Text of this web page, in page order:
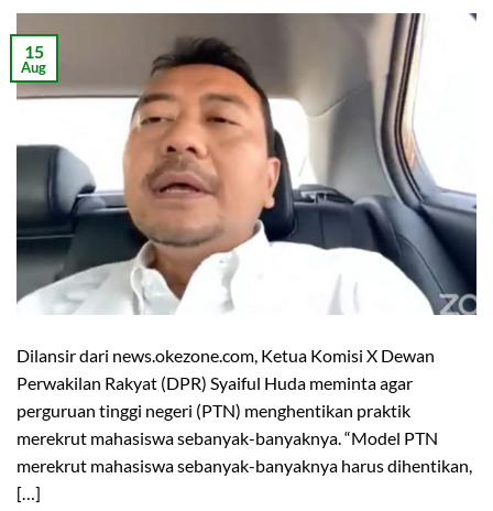
15
Aug
Dilansir dari news.okezone.com, Ketua Komisi X Dewan
Perwakilan Rakyat (DPR) Syaiful Huda meminta agar
perguruan tinggi negeri (PTN) menghentikan praktik
merekrut mahasiswa sebanyak-banyaknya. “Model PTN
merekrut mahasiswa sebanyak-banyaknya harus dihentikan,
[…]